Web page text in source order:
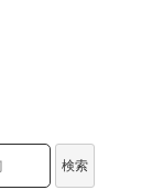
検索